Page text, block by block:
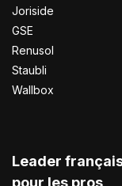
Joriside
GSE
Renusol
Staubli
Wallbox
Leader